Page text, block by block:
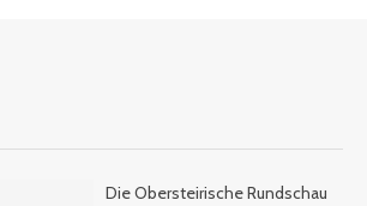
Die Obersteirische Rundschau